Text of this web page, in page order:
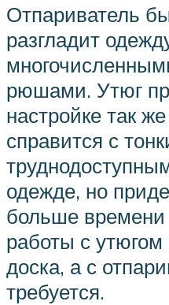
Отпариватель
разгладит
рюшами. Утюг
настройке так
справится с
одежде, но
больше
работы с
доска, а с
требуется.